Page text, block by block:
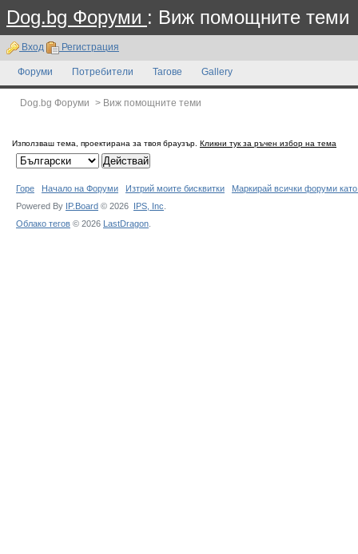
Dog.bg Форуми : Виж помощните теми
Вход Регистрация
Форуми Потребители Тагове Gallery
Dog.bg Форуми > Виж помощните теми
Използваш тема, проектирана за твоя браузър. Кликни тук за ръчен избор на тема
Горе Начало на Форуми Изтрий моите бисквитки
Маркирай всички форуми
Powered By IP.Board © 2026 IPS, Inc
Облако тегов © 2026 LastDragon